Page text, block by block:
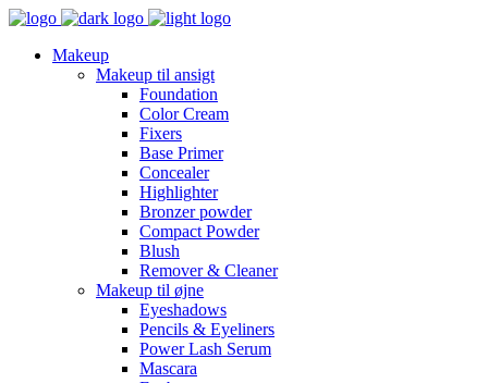
Makeup
Makeup til ansigt
Foundation
Color Cream
Fixers
Base Primer
Concealer
Highlighter
Bronzer powder
Compact Powder
Blush
Remover & Cleaner
Makeup til øjne
Eyeshadows
Pencils & Eyeliners
Power Lash Serum
Mascara